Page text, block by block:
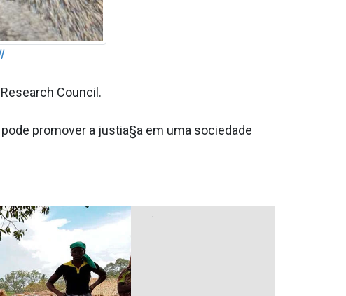
Council.
promover a justia§a em uma sociedade